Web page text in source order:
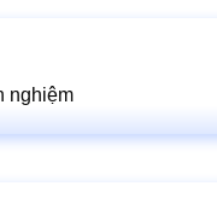
nghiệm